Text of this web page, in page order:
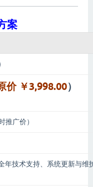
案
价 ￥3,998.00）
推广价）
年技术支持、系统更新与维